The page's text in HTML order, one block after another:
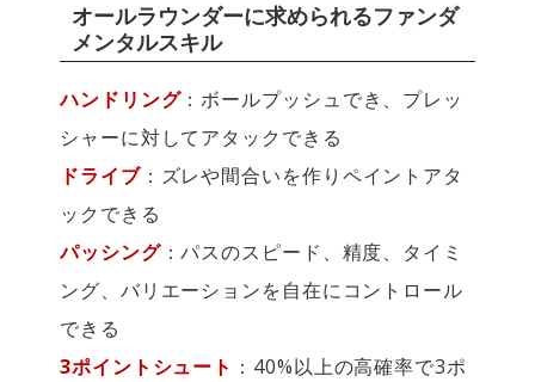
オールラウンダーに求められるファンダ
メンタルスキル
ハンドリング：ボールプッシュでき、プレッ
シャーに対してアタックできる
ドライブ：ズレや間合いを作りペイントアタ
ックできる
パッシング：パスのスピード、精度、タイミ
ング、バリエーションを自在にコントロール
できる
3ポイントシュート ：40%以上の高確率で3ポ